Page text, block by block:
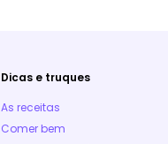
Dicas e truques
As receitas
Comer bem